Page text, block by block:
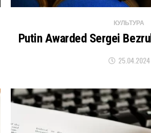
КУЛЬТУРА
Putin Awarded Sergei
25.04.2024